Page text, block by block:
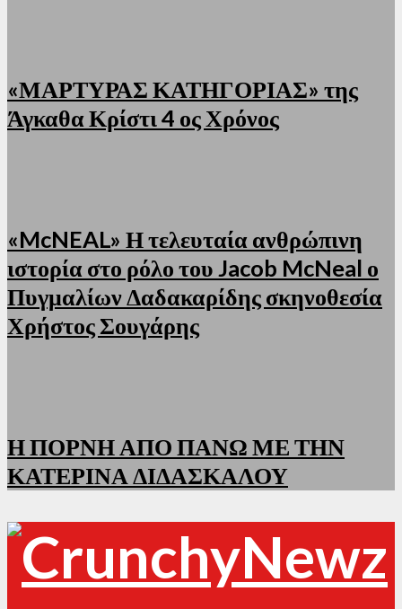
«ΜΑΡΤΥΡΑΣ ΚΑΤΗΓΟΡΙΑΣ» της
Άγκαθα Κρίστι 4 ος Χρόνος
«McNEAL» Η τελευταία ανθρώπινη
ιστορία στο ρόλο του Jacob McNeal ο
Πυγμαλίων Δαδακαρίδης σκηνοθεσία
Χρήστος Σουγάρης
Η ΠΟΡΝΗ ΑΠΟ ΠΑΝΩ ΜΕ ΤΗΝ
ΚΑΤΕΡΙΝΑ ΔΙΔΑΣΚΑΛΟΥ